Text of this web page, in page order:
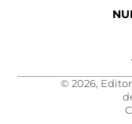
© 2026,